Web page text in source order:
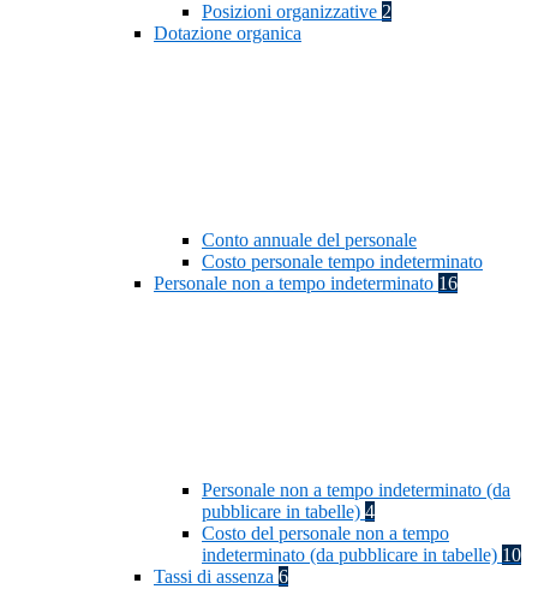
Posizioni organizzative 2
Dotazione organica
Conto annuale del personale
Costo personale tempo indeterminato
Personale non a tempo indeterminato 16
Personale non a tempo indeterminato (da
pubblicare in tabelle) 4
Costo del personale non a tempo
indeterminato (da pubblicare in tabelle) 10
Tassi di assenza 6